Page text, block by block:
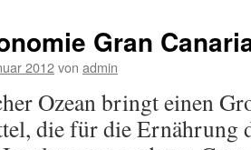
Gran
2012von admin
Ozean bringt einen
die für die Ernährung